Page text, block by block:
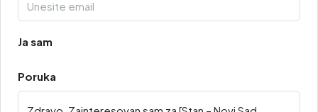
Ja sam
Poruka